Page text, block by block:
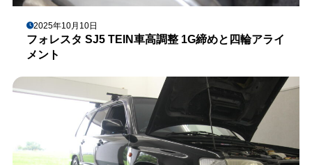
2025年10月10日
フォレスタ SJ5 TEIN車高調整 1G締めと四輪アライ
メント